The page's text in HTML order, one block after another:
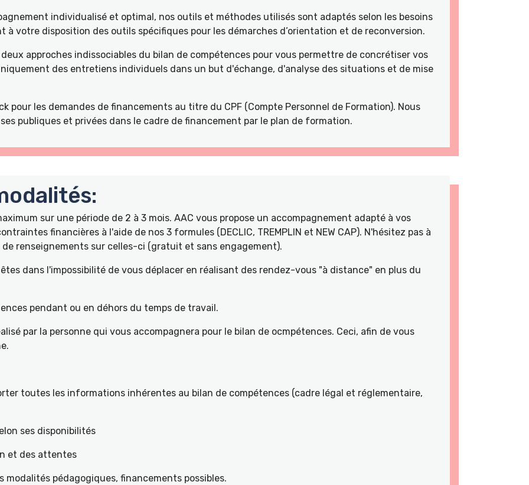
individualisé et optimal, nos outils et méthodes utilisés sont adaptés selon les besoins
à votre disposition des outils spécifiques pour les démarches d’orientation et de reconversion.
approches indissociables du bilan de compétences pour vous permettre de concrétiser vos
des entretiens individuels dans un but d'échange, d'analyse des situations et de mise
pour les demandes de financements au titre du CPF (Compte Personnel de Formation). Nous
publiques et privées dans le cadre de financement par le plan de formation.
sur une période de 2 à 3 mois. AAC vous propose un accompagnement adapté à vos
financières à l'aide de nos 3 formules (DECLIC, TREMPLIN et NEW CAP). N'hésitez pas à
renseignements sur celles-ci (gratuit et sans engagement).
dans l'impossibilité de vous déplacer en réalisant des rendez-vous "à distance" en plus du
pendant ou en déhors du temps de travail.
par la personne qui vous accompagnera pour le bilan de ocmpétences. Ceci, afin de vous
toutes les informations inhérentes au bilan de compétences (cadre légal et réglementaire,
ses disponibilités
et des attentes
pédagogiques, financements possibles.